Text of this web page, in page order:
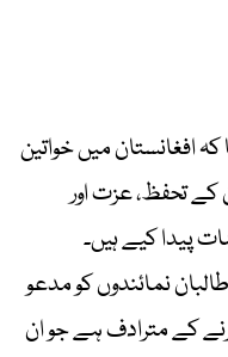
افغانستان میں خواتین
کے تحفظ، عزت اور
پیدا کیے ہیں۔
نمائندوں کو مدعو
کرنے کے مترادف ہے جو ان